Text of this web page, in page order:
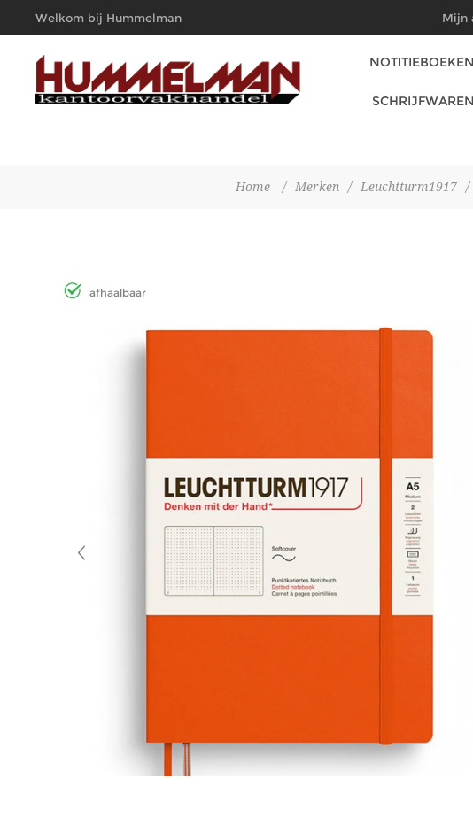
Welkom bij Hummelman
Kantoorvakhandel
Mijn
Home / Merken / Leuchtturm1917 /
afhaalbaar